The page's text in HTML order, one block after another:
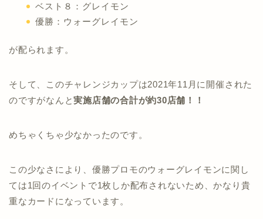
ベスト８：グレイモン
優勝：ウォーグレイモン
が配られます。
そして、このチャレンジカップは2021年11月に開催された
のですがなんと実施店舗の合計が約30店舗！！
めちゃくちゃ少なかったのです。
この少なさにより、優勝プロモのウォーグレイモンに関し
ては1回のイベントで1枚しか配布されないため、かなり貴
重なカードになっています。